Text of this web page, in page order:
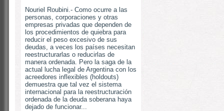
Nouriel Roubini.- Como ocurre a las
personas, corporaciones y otras
empresas privadas que dependen de
los procedimientos de quiebra para
reducir el peso excesivo de sus
deudas, a veces los países necesitan
reestructurarlas o reducirlas de
manera ordenada. Pero la saga de la
actual lucha legal de Argentina con los
acreedores inflexibles (holdouts)
demuestra que tal vez el sistema
internacional para la reestructuración
ordenada de la deuda soberana haya
dejado de funcionar...